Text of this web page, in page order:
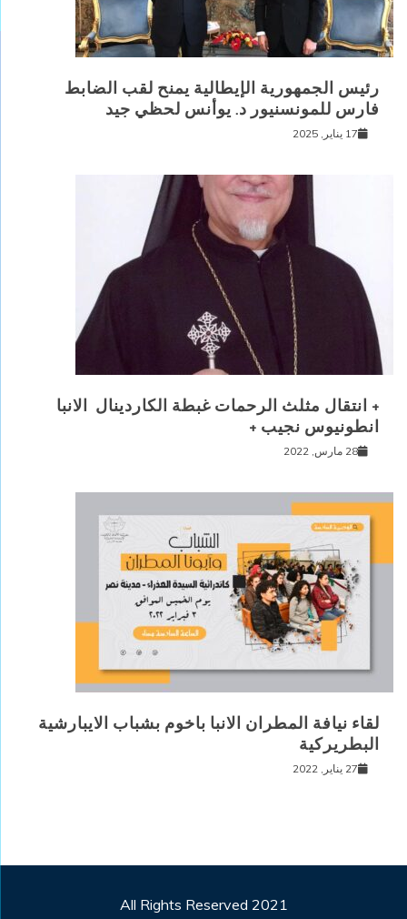
رئيس الجمهورية الإيطالية يمنح لقب الضابط
فارس للمونسنيور د. يوأنس لحظي جيد
17 يناير, 2025
+ انتقال مثلث الرحمات غبطة الكاردينال الانبا
انطونيوس نجيب +
28 مارس, 2022
لقاء نيافة المطران الانبا باخوم بشباب الايبارشية
البطريركية
27 يناير, 2022
All Rights Reserved 2021